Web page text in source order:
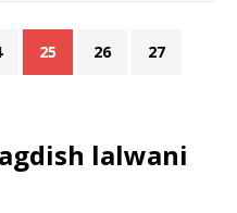
25 26 27
lalwani